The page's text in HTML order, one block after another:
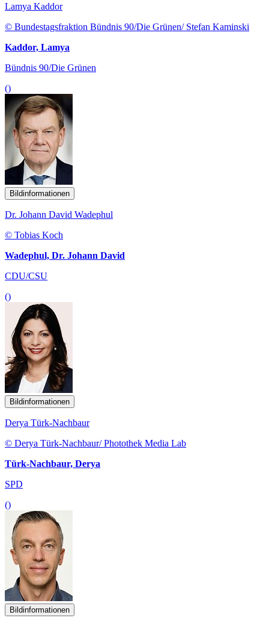
Lamya Kaddor
© Bundestagsfraktion Bündnis 90/Die Grünen/ Stefan Kaminski
Kaddor, Lamya
Bündnis 90/Die Grünen
()
Bildinformationen
Dr. Johann David Wadephul
© Tobias Koch
Wadephul, Dr. Johann David
CDU/CSU
()
Bildinformationen
Derya Türk-Nachbaur
© Derya Türk-Nachbaur/ Photothek Media Lab
Türk-Nachbaur, Derya
SPD
()
Bildinformationen